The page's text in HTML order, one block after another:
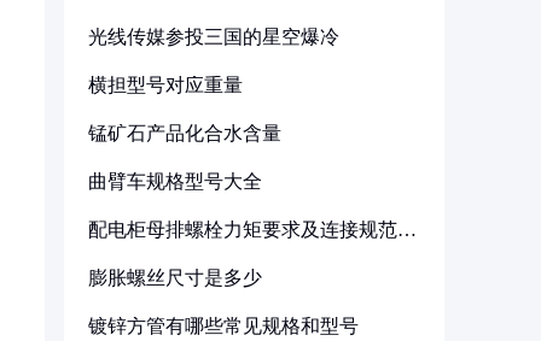
光线传媒参投三国的星空爆冷
横担型号对应重量
锰矿石产品化合水含量
曲臂车规格型号大全
配电柜母排螺栓力矩要求及连接规范详
膨胀螺丝尺寸是多少
镀锌方管有哪些常见规格和型号